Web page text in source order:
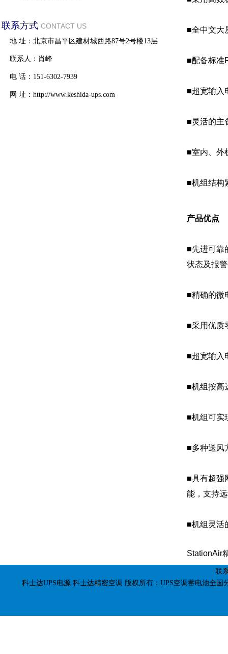
联系方式 CONTACT US
地 址：北京市昌平区建材城西路87号2号楼13层
联系人：肖峰
电 话：151-6302-7939
网 址：http://www.keshida-ups.com
■全中文大
■配备标准
■超宽输入
■灵活的主
■室内、外
■机组结构
产品优点
■先进可靠
状态及报
■精确的微
■采用优质
■超宽输入
■机组按高
■机组可实
■多种送风
■具有超强
能，支持
■机组灵活
StationAir
联
科士达UPS电源 科士达精密空调 版权所有：UPS空调蓄电池全